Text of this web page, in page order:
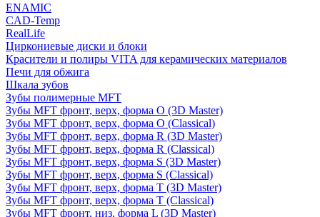
ENAMIC
CAD-Temp
RealLife
Циркониевые диски и блоки
Красители и полиры VITA для керамических материалов
Печи для обжига
Шкала зубов
Зубы полимерные MFT
Зубы MFT фронт, верх, форма O (3D Master)
Зубы MFT фронт, верх, форма O (Classical)
Зубы MFT фронт, верх, форма R (3D Master)
Зубы MFT фронт, верх, форма R (Classical)
Зубы MFT фронт, верх, форма S (3D Master)
Зубы MFT фронт, верх, форма S (Classical)
Зубы MFT фронт, верх, форма T (3D Master)
Зубы MFT фронт, верх, форма T (Classical)
Зубы MFT фронт, низ, форма L (3D Master)